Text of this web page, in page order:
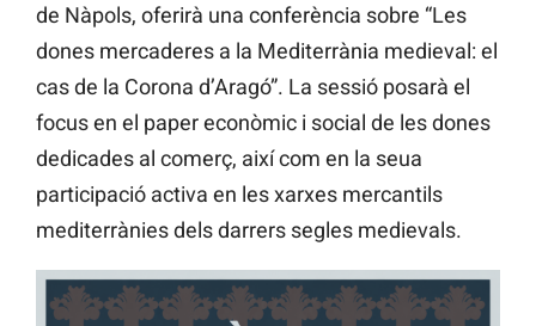
de Nàpols, oferirà una conferència sobre “Les
dones mercaderes a la Mediterrània medieval: el
cas de la Corona d’Aragó”. La sessió posarà el
focus en el paper econòmic i social de les dones
dedicades al comerç, així com en la seua
participació activa en les xarxes mercantils
mediterrànies dels darrers segles medievals.